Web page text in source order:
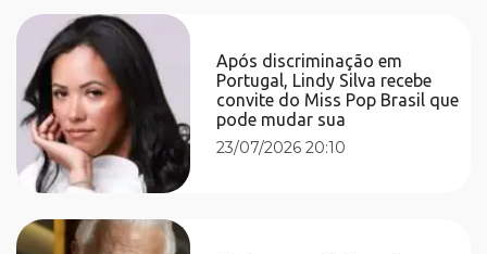
Após discriminação em
Portugal, Lindy Silva recebe
convite do Miss Pop Brasil que
pode mudar sua
23/07/2026 20:10